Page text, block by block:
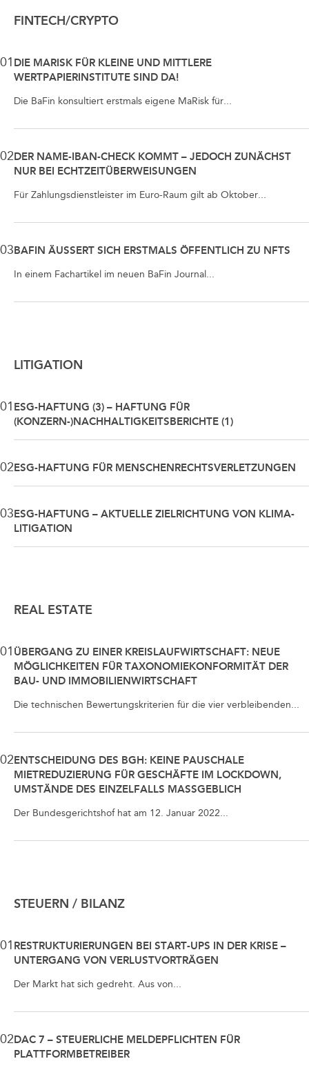
FINTECH/CRYPTO
01 DIE MARISK FÜR KLEINE UND MITTLERE
WERTPAPIERINSTITUTE SIND DA!
Die BaFin konsultiert erstmals eigene MaRisk für...
02DER NAME-IBAN-CHECK KOMMT – JEDOCH ZUNÄCHST
NUR BEI ECHTZEITÜBERWEISUNGEN
Für Zahlungsdienstleister im Euro-Raum gilt ab Oktober...
03BAFIN ÄUSSERT SICH ERSTMALS ÖFFENTLICH ZU NFTS
In einem Fachartikel im neuen BaFin Journal...
LITIGATION
01 ESG-HAFTUNG (3) – HAFTUNG FÜR
(KONZERN-)NACHHALTIGKEITSBERICHTE (1)
02ESG-HAFTUNG FÜR MENSCHENRECHTSVERLETZUNGEN
03ESG-HAFTUNG – AKTUELLE ZIELRICHTUNG VON KLIMA-
LITIGATION
REAL ESTATE
01 ÜBERGANG ZU EINER KREISLAUFWIRTSCHAFT: NEUE
MÖGLICHKEITEN FÜR TAXONOMIEKONFORMITÄT DER
BAU- UND IMMOBILIENWIRTSCHAFT
Die technischen Bewertungskriterien für die vier verbleibenden...
02ENTSCHEIDUNG DES BGH: KEINE PAUSCHALE
MIETREDUZIERUNG FÜR GESCHÄFTE IM LOCKDOWN,
UMSTÄNDE DES EINZELFALLS MASSGEBLICH
Der Bundesgerichtshof hat am 12. Januar 2022...
STEUERN / BILANZ
01 RESTRUKTURIERUNGEN BEI START-UPS IN DER KRISE –
UNTERGANG VON VERLUSTVORTRÄGEN
Der Markt hat sich gedreht. Aus von...
02DAC 7 – STEUERLICHE MELDEPFLICHTEN FÜR
PLATTFORMBETREIBER